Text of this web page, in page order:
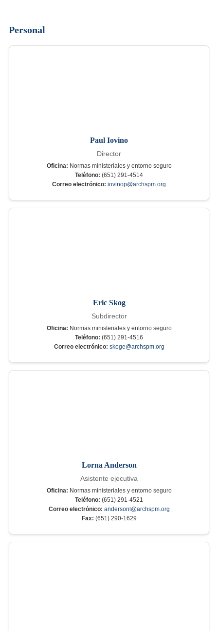
Personal
Paul Iovino
Director
Oficina: Normas ministeriales y entorno seguro
Teléfono: (651) 291-4514
Correo electrónico: iovinop@archspm.org
Eric Skog
Subdirector
Oficina: Normas ministeriales y entorno seguro
Teléfono: (651) 291-4516
Correo electrónico: skoge@archspm.org
Lorna Anderson
Asistente ejecutiva
Oficina: Normas ministeriales y entorno seguro
Teléfono: (651) 291-4521
Correo electrónico: andersonl@archspm.org
Fax: (651) 290-1629